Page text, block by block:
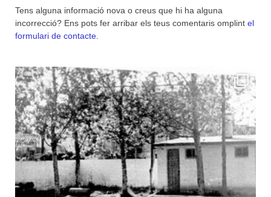
Tens alguna informació nova o creus que hi ha alguna
incorrecció? Ens pots fer arribar els teus comentaris omplint el
formulari de contacte.